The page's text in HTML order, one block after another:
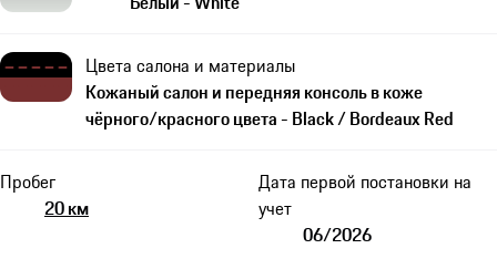
Цвета салона и материалы
Кожаный салон и передняя консоль в коже
чёрного/красного цвета - Black / Bordeaux Red
Пробег
20 км
Дата первой постановки на
учет
06/2026